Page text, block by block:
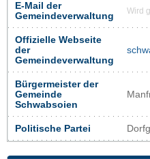
E-Mail der
Gemeindeverwaltung
Wird
Offizielle Webseite
der
Gemeindeverwaltung
Bürgermeister der
Gemeinde
Schwabsoien
Politische Partei